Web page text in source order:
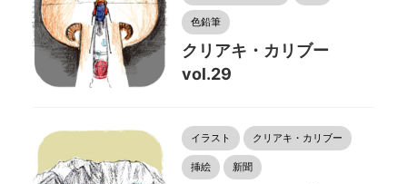
色鉛筆
クリアキ・カリブー
vol.29
イラスト クリアキ・カリブー
挿絵 新聞